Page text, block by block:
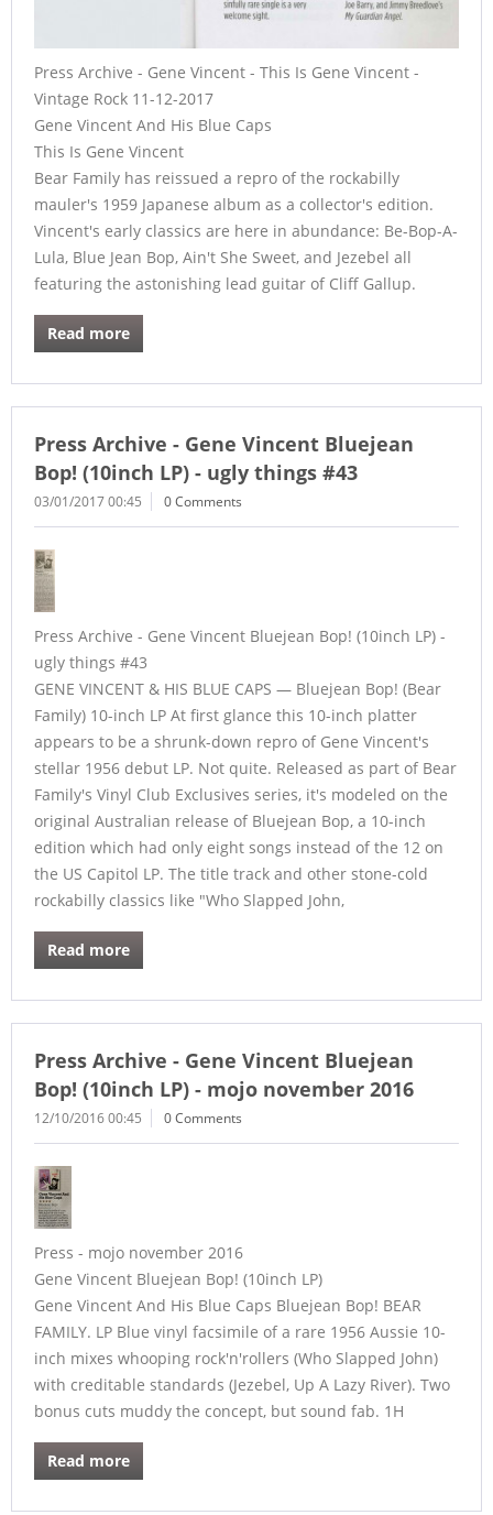
Press Archive - Gene Vincent - This Is Gene Vincent -
Vintage Rock 11-12-2017
Gene Vincent And His Blue Caps
This Is Gene Vincent
Bear Family has reissued a repro of the rockabilly
mauler's 1959 Japanese album as a collector's edition.
Vincent's early classics are here in abundance: Be-Bop-A-
Lula, Blue Jean Bop, Ain't She Sweet, and Jezebel all
featuring the astonishing lead guitar of Cliff Gallup.
Read more
Press Archive - Gene Vincent Bluejean
Bop! (10inch LP) - ugly things #43
03/01/2017 00:45 0 Comments
Press Archive - Gene Vincent Bluejean Bop! (10inch LP) -
ugly things #43
GENE VINCENT & HIS BLUE CAPS — Bluejean Bop! (Bear
Family) 10-inch LP At first glance this 10-inch platter
appears to be a shrunk-down repro of Gene Vincent's
stellar 1956 debut LP. Not quite. Released as part of Bear
Family's Vinyl Club Exclusives series, it's modeled on the
original Australian release of Bluejean Bop, a 10-inch
edition which had only eight songs instead of the 12 on
the US Capitol LP. The title track and other stone-cold
rockabilly classics like "Who Slapped John,
Read more
Press Archive - Gene Vincent Bluejean
Bop! (10inch LP) - mojo november 2016
12/10/2016 00:45 0 Comments
Press - mojo november 2016
Gene Vincent Bluejean Bop! (10inch LP)
Gene Vincent And His Blue Caps Bluejean Bop! BEAR
FAMILY. LP Blue vinyl facsimile of a rare 1956 Aussie 10-
inch mixes whooping rock'n'rollers (Who Slapped John)
with creditable standards (Jezebel, Up A Lazy River). Two
bonus cuts muddy the concept, but sound fab. 1H
Read more